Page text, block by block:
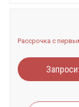
Рассрочка с